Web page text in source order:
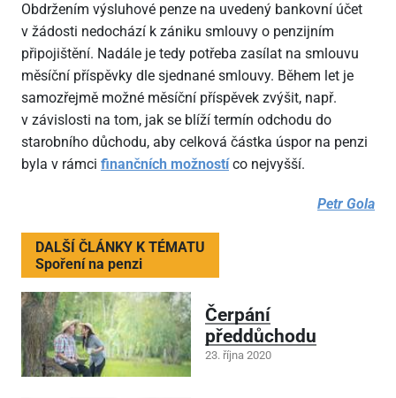
Obdržením výsluhové penze na uvedený bankovní účet
v žádosti nedochází k zániku smlouvy o penzijním
připojištění. Nadále je tedy potřeba zasílat na smlouvu
měsíční příspěvky dle sjednané smlouvy. Během let je
samozřejmě možné měsíční příspěvek zvýšit, např.
v závislosti na tom, jak se blíží termín odchodu do
starobního důchodu, aby celková částka úspor na penzi
byla v rámci finančních možnostíco nejvyšší.
Petr Gola
DALŠÍ ČLÁNKY K TÉMATU
Spoření na penzi
Čerpání
předdůchodu
23. října 2020